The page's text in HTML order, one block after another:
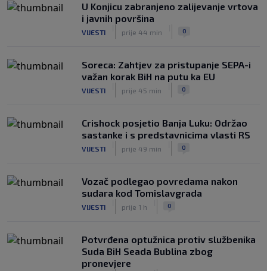
U Konjicu zabranjeno zalijevanje vrtova
i javnih površina
VIJESTI prije 44 min 0
Soreca: Zahtjev za pristupanje SEPA-i
važan korak BiH na putu ka EU
VIJESTI prije 45 min 0
Crishock posjetio Banja Luku: Održao
sastanke i s predstavnicima vlasti RS
VIJESTI prije 49 min 0
Vozač podlegao povredama nakon
sudara kod Tomislavgrada
VIJESTI prije 1 h 0
Potvrđena optužnica protiv službenika
Suda BiH Seada Bublina zbog
pronevjere